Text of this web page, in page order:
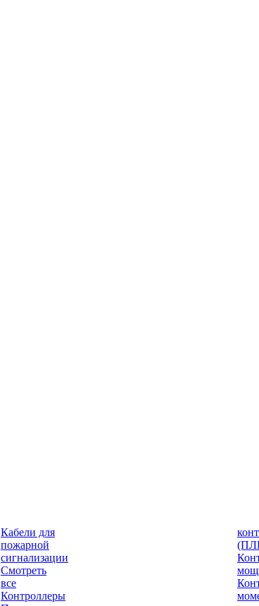
Кабели для
пожарной
сигнализации
Смотреть
все
Контроллеры